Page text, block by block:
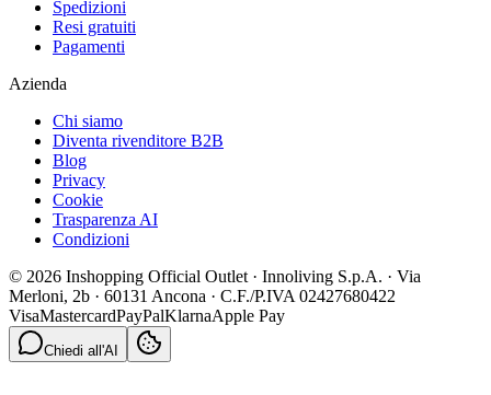
Spedizioni
Resi gratuiti
Pagamenti
Azienda
Chi siamo
Diventa rivenditore B2B
Blog
Privacy
Cookie
Trasparenza AI
Condizioni
© 2026 Inshopping Official Outlet · Innoliving S.p.A. · Via
Merloni, 2b · 60131 Ancona · C.F./P.IVA 02427680422
VisaMastercardPayPalKlarnaApple Pay
Chiedi all'AI